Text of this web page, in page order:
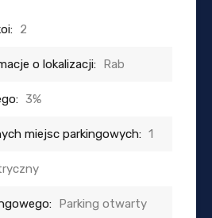
2
o lokalizacji: Rab
3%
miejsc parkingowych: 1
Parking otwarty